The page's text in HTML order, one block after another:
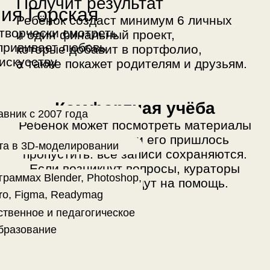
Ребёнок может посмотреть материалы
курса, даже если его пришлось
пропустить: все записи сохраняются.
Если возникнут вопросы, кураторы
GeekSchool придут на помощь.
в 3D-моделировании
Blender, Photoshop,
Figma, Readymag